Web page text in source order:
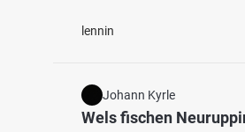
Fischarten: Karpfen, Schleie,
lennin
Johann Kyrle
Wels fischen